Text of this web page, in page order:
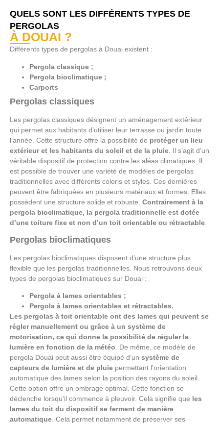
QUELS SONT LES DIFFÉRENTS TYPES DE
PERGOLAS
À DOUAI ?
Différents types de pergolas à Douai existent :
Pergola classique ;
Pergola bioclimatique ;
Carports
Pergolas classiques
Les pergolas classiques désignent un aménagement extérieur
qui permet aux habitants d’utiliser leur terrasse ou jardin toute
l’année. Cette structure offre la possibilité de protéger un lieu
extérieur et les habitants du soleil et de la pluie . Il s’agit d’un
véritable dispositif de protection contre les aléas climatiques. Il
est possible de trouver une variété de modèles de pergolas
traditionnelles avec différents coloris et styles. Ces dernières
peuvent être fabriquées en plusieurs matériaux et formes. Elles
possèdent une structure solide et robuste. Contrairement à la
pergola bioclimatique, la pergola traditionnelle est dotée
d’une toiture fixe et non d’un toit orientable ou rétractable
Pergolas bioclimatiques
Les pergolas bioclimatiques disposent d’une structure plus
flexible que les pergolas traditionnelles. Nous retrouvons deux
types de pergolas bioclimatiques sur Douai :
Pergola à lames orientables ;
Pergola à lames orientables et rétractables.
Les pergolas à toit orientable ont des lames qui peuvent se
régler manuellement ou grâce à un système de
motorisation, ce qui donne la possibilité de réguler la
lumière en fonction de la météo. De même, ce modèle de
pergola Douai peut aussi être équipé d’un système de
capteurs de lumière et de pluie permettant l’orientation
automatique des lames selon la position des rayons du soleil.
Cette option offre un ombrage optimal. Cette fonction se
déclenche lorsqu’il commence à pleuvoir. Cela signifie que les
lames du toit du dispositif se ferment de manière
automatique. Cela permet notamment de préserver ses